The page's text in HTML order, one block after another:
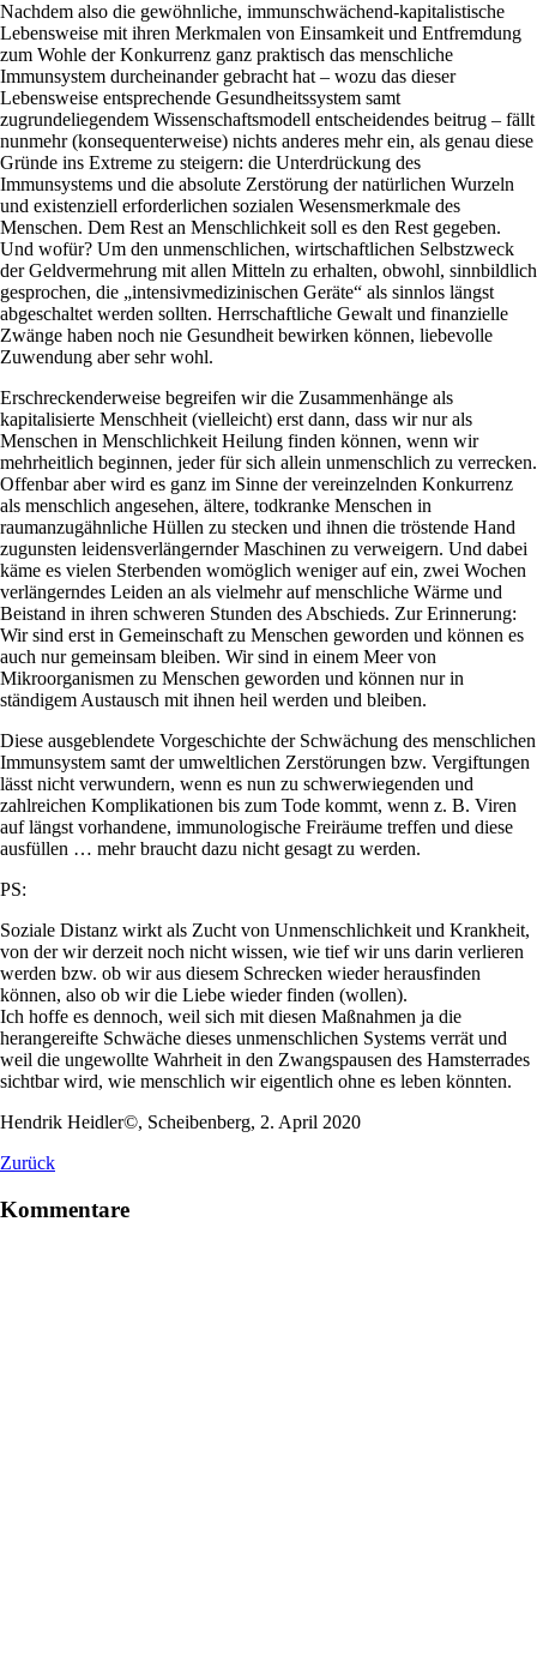
Nachdem also die gewöhnliche, immunschwächend-kapitalistische
Lebensweise mit ihren Merkmalen von Einsamkeit und Entfremdung
zum Wohle der Konkurrenz ganz praktisch das menschliche
Immunsystem durcheinander gebracht hat – wozu das dieser
Lebensweise entsprechende Gesundheitssystem samt
zugrundeliegendem Wissenschaftsmodell entscheidendes beitrug – fällt
nunmehr (konsequenterweise) nichts anderes mehr ein, als genau diese
Gründe ins Extreme zu steigern: die Unterdrückung des
Immunsystems und die absolute Zerstörung der natürlichen Wurzeln
und existenziell erforderlichen sozialen Wesensmerkmale des
Menschen. Dem Rest an Menschlichkeit soll es den Rest gegeben.
Und wofür? Um den unmenschlichen, wirtschaftlichen Selbstzweck
der Geldvermehrung mit allen Mitteln zu erhalten, obwohl, sinnbildlich
gesprochen, die „intensivmedizinischen Geräte“ als sinnlos längst
abgeschaltet werden sollten. Herrschaftliche Gewalt und finanzielle
Zwänge haben noch nie Gesundheit bewirken können, liebevolle
Zuwendung aber sehr wohl.
Erschreckenderweise begreifen wir die Zusammenhänge als
kapitalisierte Menschheit (vielleicht) erst dann, dass wir nur als
Menschen in Menschlichkeit Heilung finden können, wenn wir
mehrheitlich beginnen, jeder für sich allein unmenschlich zu verrecken.
Offenbar aber wird es ganz im Sinne der vereinzelnden Konkurrenz
als menschlich angesehen, ältere, todkranke Menschen in
raumanzugähnliche Hüllen zu stecken und ihnen die tröstende Hand
zugunsten leidensverlängernder Maschinen zu verweigern. Und dabei
käme es vielen Sterbenden womöglich weniger auf ein, zwei Wochen
verlängerndes Leiden an als vielmehr auf menschliche Wärme und
Beistand in ihren schweren Stunden des Abschieds. Zur Erinnerung:
Wir sind erst in Gemeinschaft zu Menschen geworden und können es
auch nur gemeinsam bleiben. Wir sind in einem Meer von
Mikroorganismen zu Menschen geworden und können nur in
ständigem Austausch mit ihnen heil werden und bleiben.
Diese ausgeblendete Vorgeschichte der Schwächung des menschlichen
Immunsystem samt der umweltlichen Zerstörungen bzw. Vergiftungen
lässt nicht verwundern, wenn es nun zu schwerwiegenden und
zahlreichen Komplikationen bis zum Tode kommt, wenn z. B. Viren
auf längst vorhandene, immunologische Freiräume treffen und diese
ausfüllen … mehr braucht dazu nicht gesagt zu werden.
PS:
Soziale Distanz wirkt als Zucht von Unmenschlichkeit und Krankheit,
von der wir derzeit noch nicht wissen, wie tief wir uns darin verlieren
werden bzw. ob wir aus diesem Schrecken wieder herausfinden
können, also ob wir die Liebe wieder finden (wollen).
Ich hoffe es dennoch, weil sich mit diesen Maßnahmen ja die
herangereifte Schwäche dieses unmenschlichen Systems verrät und
weil die ungewollte Wahrheit in den Zwangspausen des Hamsterrades
sichtbar wird, wie menschlich wir eigentlich ohne es leben könnten.
Hendrik Heidler©, Scheibenberg, 2. April 2020
Zurück
Kommentare